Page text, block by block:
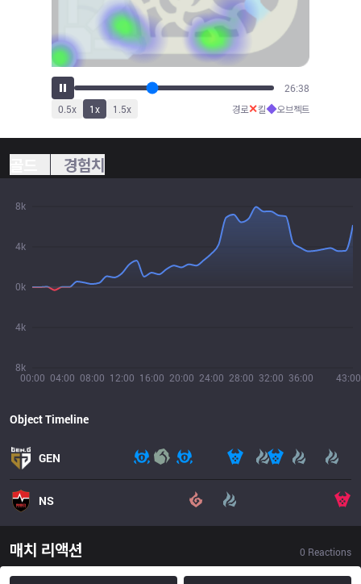
29:41
0.5x 1x 1.5x 경로✕킬◆오브젝트
경험치
00:00 04:00 08:00 12:00 16:00 20:00 24:00 28:00 32:00 36:00 43:00
8k
4k
0k
4k
8k
Object Timeline
GEN
NS
매치 리액션 0 Reactions